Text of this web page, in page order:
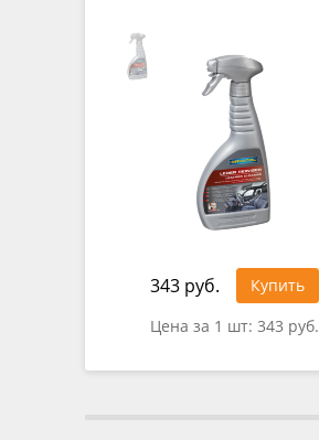
343 руб.
Купить
Цена за 1 шт: 343 руб.